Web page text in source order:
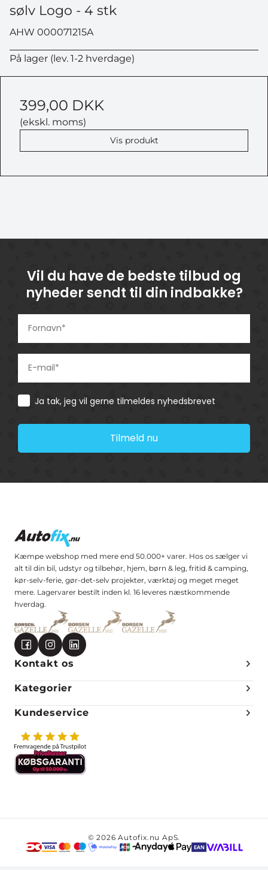
sølv Logo - 4 stk
AHW 000071215A
På lager (lev. 1-2 hverdage)
399,00 DKK
(ekskl. moms)
Vis produkt
Vil du have de bedste tilbud og
nyheder sendt til din indbakke?
Consent
Ja tak, jeg vil gerne tilmeldes nyhedsbrevet
Tilmeld nu
Kæmpe webshop med mere end 50.000+ varer. Hos os sælger vi
alt til din bil, udstyr og tilbehør, hjem, børn & leg, fritid & camping,
kør-selv-ferie, gør-det-selv projekter, værktøj og meget meget
mere. Lagervarer bestilt inden kl. 16 leveres næstkommende
hverdag.
Kontakt os
Kategorier
Kundeservice
© 2026 Autofix.nu ApS.